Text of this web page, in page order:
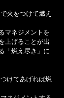
火をつけて燃え
マネジメントを
上げることが出
「燃え尽き」に
けてあげれば燃